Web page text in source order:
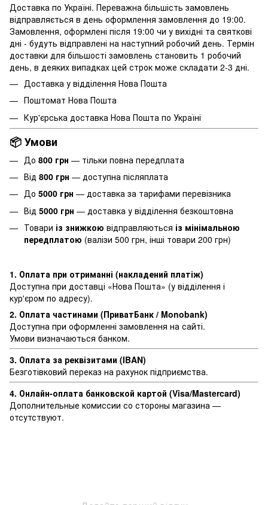
Доставка по Україні. Переважна більшість замовлень
відправляється в день оформлення замовлення до 19:00.
Замовлення, оформлені після 19:00 чи у вихідні та святкові
дні - будуть відправлені на наступний робочий день. Термін
доставки для більшості замовлень становить 1 робочий
день, в деяких випадках цей строк може складати 2-3 дні.
Доставка у відділення Нова Пошта
Поштомат Нова Пошта
Кур'єрська доставка Нова Пошта по Україні
📦 Умови
До 800 грн — тільки повна передплата
Від 800 грн — доступна післяплата
До 5000 грн — доставка за тарифами перевізника
Від 5000 грн — доставка у відділення безкоштовна
Товари із знижкою відправляються із мінімальною
передплатою (валізи 500 грн, інші товари 200 грн)
1. Оплата при отриманні (накладений платіж)
Доступна при доставці «Нова Пошта» (у відділення і
кур'єром по адресу).
2. Оплата частинами (ПриватБанк / Monobank)
Доступна при оформленні замовлення на сайті.
Умови визначаються банком.
3. Оплата за реквізитами (IBAN)
Безготівковий переказ на рахунок підприємства.
4. Онлайн-оплата банковской картой (Visa/Mastercard)
Дополнительные комиссии со стороны магазина —
отсутствуют.